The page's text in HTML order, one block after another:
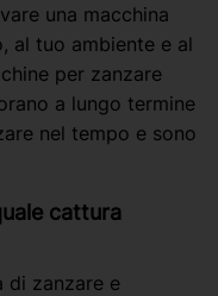
una macchina
al tuo ambiente e al
per zanzare
a lungo termine
nel tempo e sono
cattura
di zanzare e